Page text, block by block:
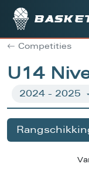
Competities
U14